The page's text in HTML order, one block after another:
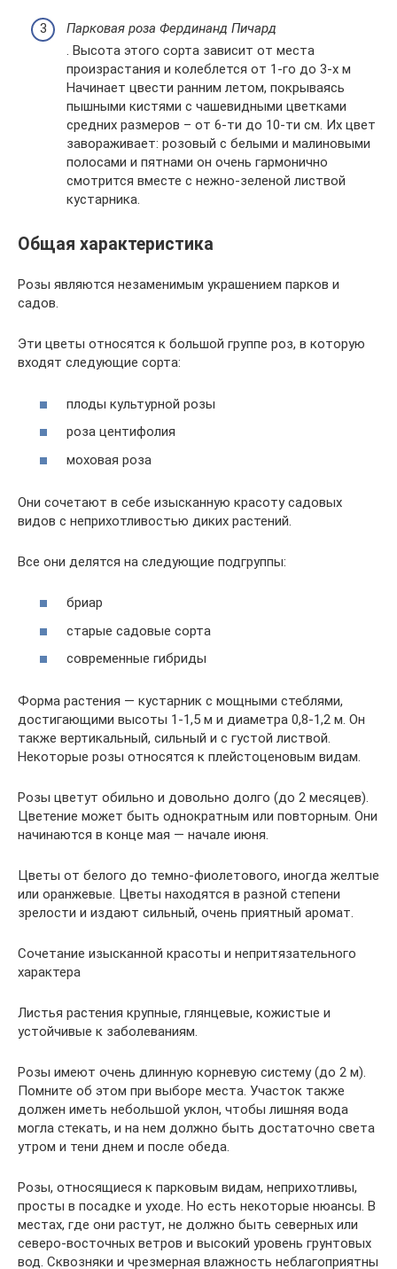
Парковая роза Фердинанд Пичард
. Высота этого сорта зависит от места
произрастания и колеблется от 1-го до 3-х м
Начинает цвести ранним летом, покрываясь
пышными кистями с чашевидными цветками
средних размеров – от 6-ти до 10-ти см. Их цвет
завораживает: розовый с белыми и малиновыми
полосами и пятнами он очень гармонично
смотрится вместе с нежно-зеленой листвой
кустарника.
Общая характеристика
Розы являются незаменимым украшением парков и
садов.
Эти цветы относятся к большой группе роз, в которую
входят следующие сорта:
плоды культурной розы
роза центифолия
моховая роза
Они сочетают в себе изысканную красоту садовых
видов с неприхотливостью диких растений.
Все они делятся на следующие подгруппы:
бриар
старые садовые сорта
современные гибриды
Форма растения — кустарник с мощными стеблями,
достигающими высоты 1-1,5 м и диаметра 0,8-1,2 м. Он
также вертикальный, сильный и с густой листвой.
Некоторые розы относятся к плейстоценовым видам.
Розы цветут обильно и довольно долго (до 2 месяцев).
Цветение может быть однократным или повторным. Они
начинаются в конце мая — начале июня.
Цветы от белого до темно-фиолетового, иногда желтые
или оранжевые. Цветы находятся в разной степени
зрелости и издают сильный, очень приятный аромат.
Сочетание изысканной красоты и непритязательного
характера
Листья растения крупные, глянцевые, кожистые и
устойчивые к заболеваниям.
Розы имеют очень длинную корневую систему (до 2 м).
Помните об этом при выборе места. Участок также
должен иметь небольшой уклон, чтобы лишняя вода
могла стекать, и на нем должно быть достаточно света
утром и тени днем и после обеда.
Розы, относящиеся к парковым видам, неприхотливы,
просты в посадке и уходе. Но есть некоторые нюансы. В
местах, где они растут, не должно быть северных или
северо-восточных ветров и высокий уровень грунтовых
вод. Сквозняки и чрезмерная влажность неблагоприятны